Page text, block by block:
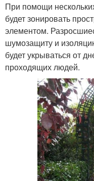
При помощи
будет зонировать
элементом.
шумозащиту и
будет укрываться от
проходящих людей.